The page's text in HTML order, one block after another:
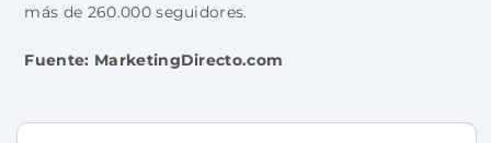
más de 260.000 seguidores.
Fuente: MarketingDirecto.com